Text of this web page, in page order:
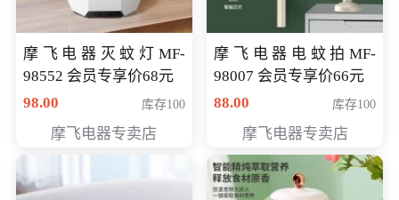
摩飞电器灭蚊灯MF-
98552 会员专享价68元
98.00
库存100
摩飞电器专卖店
摩飞电器电蚊拍MF-
98007 会员专享价66元
88.00
库存100
摩飞电器专卖店